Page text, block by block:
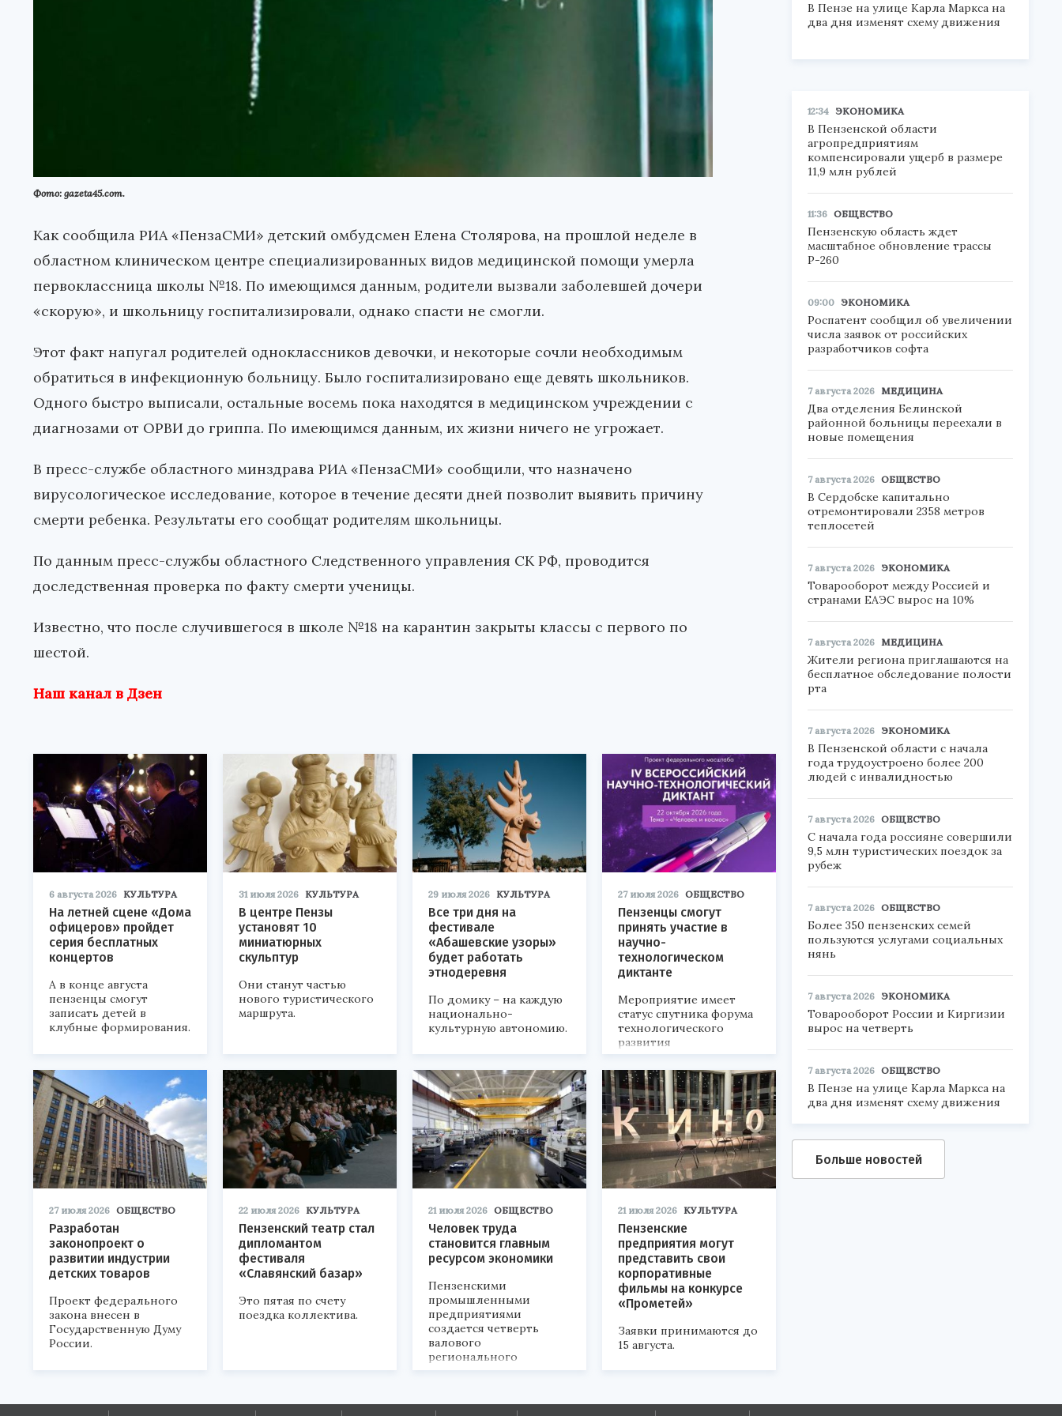
Фото: gazeta45.com.
Как сообщила РИА «ПензаСМИ» детский омбудсмен Елена Столярова, на прошлой неделе в
областном клиническом центре специализированных видов медицинской помощи умерла
первоклассница школы №18. По имеющимся данным, родители вызвали заболевшей дочери
«скорую», и школьницу госпитализировали, однако спасти не смогли.
Этот факт напугал родителей одноклассников девочки, и некоторые сочли необходимым
обратиться в инфекционную больницу. Было госпитализировано еще девять школьников.
Одного быстро выписали, остальные восемь пока находятся в медицинском учреждении с
диагнозами от ОРВИ до гриппа. По имеющимся данным, их жизни ничего не угрожает.
В пресс-службе областного минздрава РИА «ПензаСМИ» сообщили, что назначено
вирусологическое исследование, которое в течение десяти дней позволит выявить причину
смерти ребенка. Результаты его сообщат родителям школьницы.
По данным пресс-службы областного Следственного управления СК РФ, проводится
доследственная проверка по факту смерти ученицы.
Известно, что после случившегося в школе №18 на карантин закрыты классы с первого по
шестой.
Наш канал в Дзен
6 августа 2026 КУЛЬТУРА
На летней сцене «Дома
офицеров» пройдет
серия бесплатных
концертов
А в конце августа
пензенцы смогут
записать детей в
клубные формирования.
31 июля 2026 КУЛЬТУРА
В центре Пензы
установят 10
миниатюрных
скульптур
Они станут частью
нового туристического
маршрута.
29 июля 2026 КУЛЬТУРА
Все три дня на
фестивале
«Абашевские узоры»
будет работать
этнодеревня
По домику – на каждую
национально-
культурную автономию.
27 июля 2026 ОБЩЕСТВО
Пензенцы смогут
принять участие в
научно-
технологическом
диктанте
Мероприятие имеет
статус спутника форума
технологического
развития
«Технопром-2026».
27 июля 2026 ОБЩЕСТВО
Разработан
законопроект о
развитии индустрии
детских товаров
Проект федерального
закона внесен в
Государственную Думу
России.
22 июля 2026 КУЛЬТУРА
Пензенский театр стал
дипломантом
фестиваля
«Славянский базар»
Это пятая по счету
поездка коллектива.
21 июля 2026 ОБЩЕСТВО
Человек труда
становится главным
ресурсом экономики
Пензенскими
промышленными
предприятиями
создается четверть
валового
регионального
продукта и
21 июля 2026 КУЛЬТУРА
Пензенские
предприятия могут
представить свои
корпоративные
фильмы на конкурсе
«Прометей»
Заявки принимаются до
15 августа.
В Пензе на улице Карла Маркса на
два дня изменят схему движения
12:34 ЭКОНОМИКА
В Пензенской области
агропредприятиям
компенсировали ущерб в размере
11,9 млн рублей
11:36 ОБЩЕСТВО
Пензенскую область ждет
масштабное обновление трассы
Р-260
09:00 ЭКОНОМИКА
Роспатент сообщил об увеличении
числа заявок от российских
разработчиков софта
7 августа 2026 МЕДИЦИНА
Два отделения Белинской
районной больницы переехали в
новые помещения
7 августа 2026 ОБЩЕСТВО
В Сердобске капитально
отремонтировали 2358 метров
теплосетей
7 августа 2026 ЭКОНОМИКА
Товарооборот между Россией и
странами ЕАЭС вырос на 10%
7 августа 2026 МЕДИЦИНА
Жители региона приглашаются на
бесплатное обследование полости
рта
7 августа 2026 ЭКОНОМИКА
В Пензенской области с начала
года трудоустроено более 200
людей с инвалидностью
7 августа 2026 ОБЩЕСТВО
С начала года россияне совершили
9,5 млн туристических поездок за
рубеж
7 августа 2026 ОБЩЕСТВО
Более 350 пензенских семей
пользуются услугами социальных
нянь
7 августа 2026 ЭКОНОМИКА
Товарооборот России и Киргизии
вырос на четверть
7 августа 2026 ОБЩЕСТВО
В Пензе на улице Карла Маркса на
два дня изменят схему движения
Больше новостей